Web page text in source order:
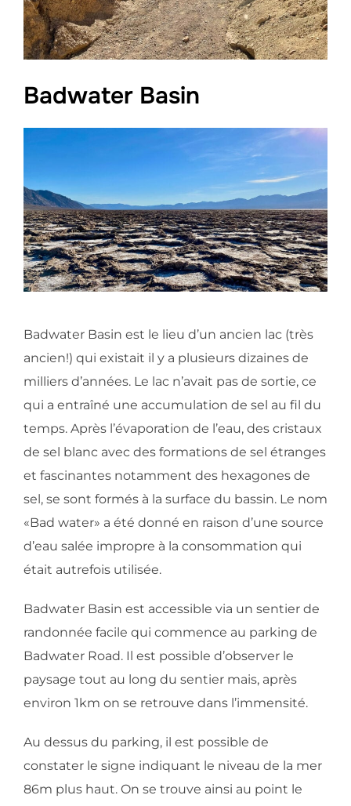
Badwater Basin
Badwater Basin est le lieu d’un ancien lac (très
ancien!) qui existait il y a plusieurs dizaines de
milliers d’années. Le lac n’avait pas de sortie, ce
qui a entraîné une accumulation de sel au fil du
temps. Après l’évaporation de l’eau, des cristaux
de sel blanc avec des formations de sel étranges
et fascinantes notamment des hexagones de
sel, se sont formés à la surface du bassin. Le nom
«Bad water» a été donné en raison d’une source
d’eau salée impropre à la consommation qui
était autrefois utilisée.
Badwater Basin est accessible via un sentier de
randonnée facile qui commence au parking de
Badwater Road. Il est possible d’observer le
paysage tout au long du sentier mais, après
environ 1km on se retrouve dans l’immensité.
Au dessus du parking, il est possible de
constater le signe indiquant le niveau de la mer
86m plus haut. On se trouve ainsi au point le